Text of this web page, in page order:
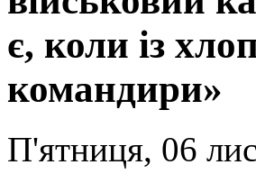
є, коли із
командири»
П'ятниця, 06